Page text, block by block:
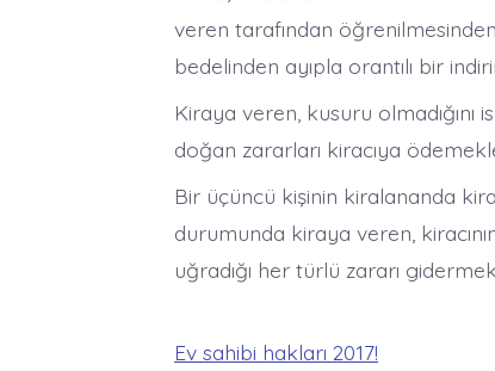
veren tarafından
bedelinden ayıpla orantılı bir
Kiraya veren, kusuru olmadığını
doğan zararları kiracıya
Bir üçüncü kişinin kiralananda
durumunda kiraya veren,
uğradığı her türlü zararı
Ev sahibi hakları 2017!